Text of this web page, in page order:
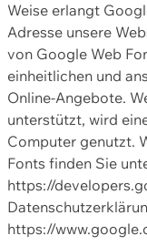
Weise erlangt
Adresse unsere
von Google Web
einheitlichen und
Online-Angebote.
unterstützt, wird
Computer genutzt.
Fonts finden Sie
https://
https://